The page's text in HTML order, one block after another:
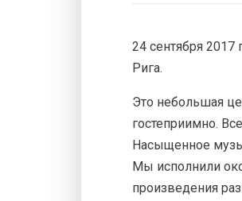
24 сентября
Рига.
Это небольшая
гостеприимно.
Насыщенное
Мы исполнили
произведения